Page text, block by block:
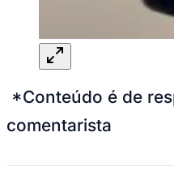
*Conteúdo é de
comentarista